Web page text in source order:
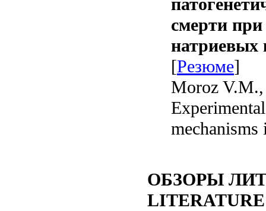
смерти
натриевых
[Резюме]
Moroz
ОБЗОРЫ